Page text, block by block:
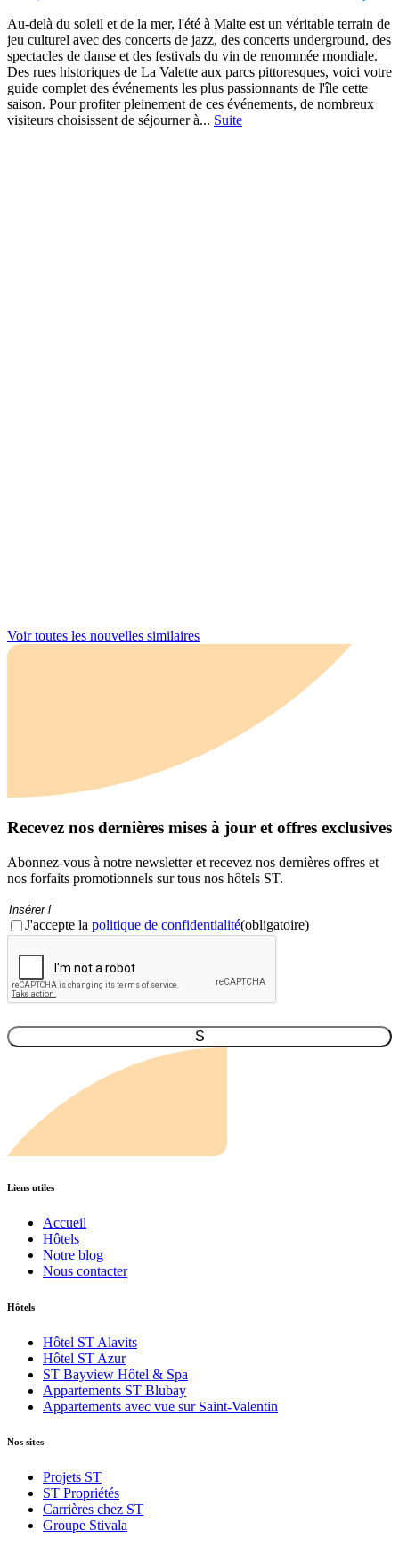
Au-delà du soleil et de la mer, l'été à Malte est un véritable terrain de
jeu culturel avec des concerts de jazz, des concerts underground, des
spectacles de danse et des festivals du vin de renommée mondiale.
Des rues historiques de La Valette aux parcs pittoresques, voici votre
guide complet des événements les plus passionnants de l'île cette
saison. Pour profiter pleinement de ces événements, de nombreux
visiteurs choisissent de séjourner à... Suite
Voir toutes les nouvelles similaires
Recevez nos dernières mises à jour et offres exclusives
Abonnez-vous à notre newsletter et recevez nos dernières offres et
nos forfaits promotionnels sur tous nos hôtels ST.
Courriel
Consentement(obligatoire)
J'accepte la politique de confidentialité(obligatoire)
CAPTCHA
Liens utiles
Accueil
Hôtels
Notre blog
Nous contacter
Hôtels
Hôtel ST Alavits
Hôtel ST Azur
ST Bayview Hôtel & Spa
Appartements ST Blubay
Appartements avec vue sur Saint-Valentin
Nos sites
Projets ST
ST Propriétés
Carrières chez ST
Groupe Stivala